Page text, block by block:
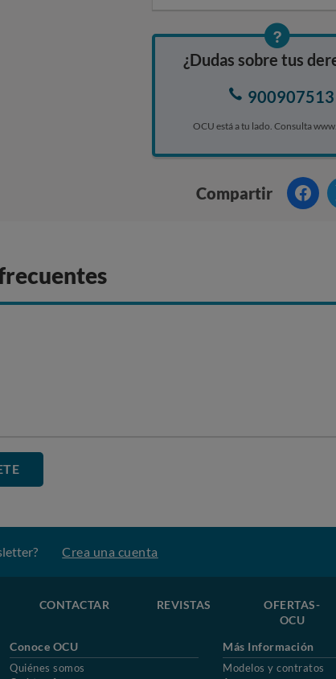
.
¿Dudas sobre tus
900907513
OCU está a tu lado. Consulta
Compartir
Crea una cuenta
CONTACTAR REVISTAS
OFERTAS-
OCU
Conoce OCU
Quiénes somos
Más Información
Modelos y contratos